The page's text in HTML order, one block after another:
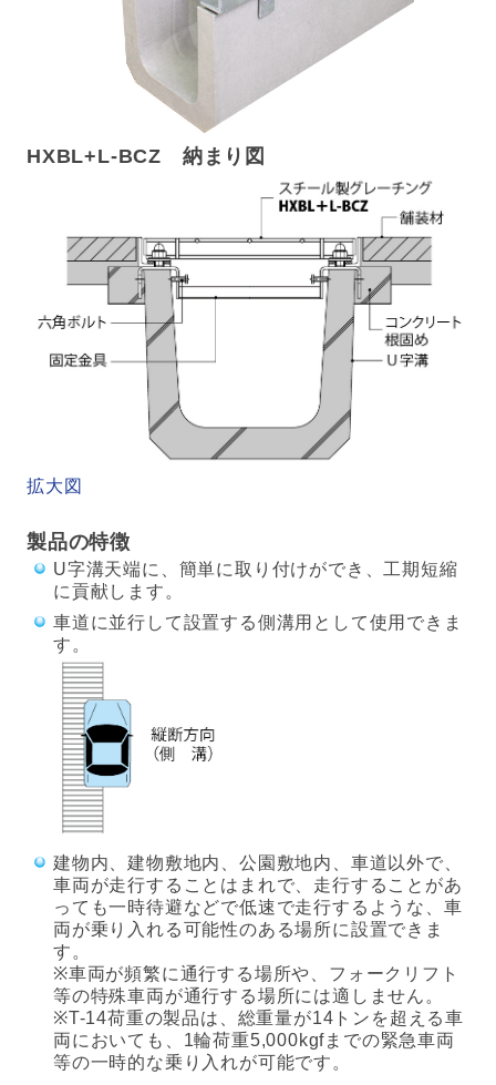
HXBL+L-BCZ 納まり図
拡大図
製品の特徴
U字溝天端に、簡単に取り付けができ、工期短縮
に貢献します。
車道に並行して設置する側溝用として使用できま
す。
建物内、建物敷地内、公園敷地内、車道以外で、
車両が走行することはまれで、走行することがあ
っても一時待避などで低速で走行するような、車
両が乗り入れる可能性のある場所に設置できま
す。
※車両が頻繁に通行する場所や、フォークリフト
等の特殊車両が通行する場所には適しません。
※T-14荷重の製品は、総重量が14トンを超える車
両においても、1輪荷重5,000kgfまでの緊急車両
等の一時的な乗り入れが可能です。